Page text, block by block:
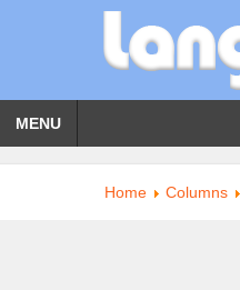
MENU
Home Columns